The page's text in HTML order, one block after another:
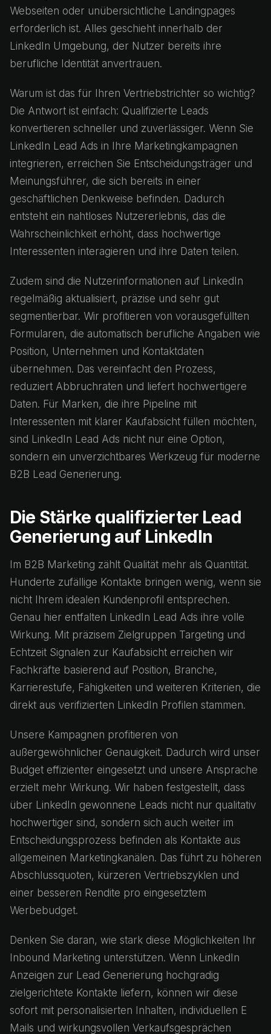
Webseiten oder unübersichtliche Landingpages
erforderlich ist. Alles geschieht innerhalb der
LinkedIn Umgebung, der Nutzer bereits ihre
berufliche Identität anvertrauen.
Warum ist das für Ihren Vertriebstrichter so wichtig?
Die Antwort ist einfach: Qualifizierte Leads
konvertieren schneller und zuverlässiger. Wenn Sie
LinkedIn Lead Ads in Ihre Marketingkampagnen
integrieren, erreichen Sie Entscheidungsträger und
Meinungsführer, die sich bereits in einer
geschäftlichen Denkweise befinden. Dadurch
entsteht ein nahtloses Nutzererlebnis, das die
Wahrscheinlichkeit erhöht, dass hochwertige
Interessenten interagieren und ihre Daten teilen.
Zudem sind die Nutzerinformationen auf LinkedIn
regelmäßig aktualisiert, präzise und sehr gut
segmentierbar. Wir profitieren von vorausgefüllten
Formularen, die automatisch berufliche Angaben wie
Position, Unternehmen und Kontaktdaten
übernehmen. Das vereinfacht den Prozess,
reduziert Abbruchraten und liefert hochwertigere
Daten. Für Marken, die ihre Pipeline mit
Interessenten mit klarer Kaufabsicht füllen möchten,
sind LinkedIn Lead Ads nicht nur eine Option,
sondern ein unverzichtbares Werkzeug für moderne
B2B Lead Generierung.
Die Stärke qualifizierter Lead
Generierung auf LinkedIn
Im B2B Marketing zählt Qualität mehr als Quantität.
Hunderte zufällige Kontakte bringen wenig, wenn sie
nicht Ihrem idealen Kundenprofil entsprechen.
Genau hier entfalten LinkedIn Lead Ads ihre volle
Wirkung. Mit präzisem Zielgruppen Targeting und
Echtzeit Signalen zur Kaufabsicht erreichen wir
Fachkräfte basierend auf Position, Branche,
Karrierestufe, Fähigkeiten und weiteren Kriterien, die
direkt aus verifizierten LinkedIn Profilen stammen.
Unsere Kampagnen profitieren von
außergewöhnlicher Genauigkeit. Dadurch wird unser
Budget effizienter eingesetzt und unsere Ansprache
erzielt mehr Wirkung. Wir haben festgestellt, dass
über LinkedIn gewonnene Leads nicht nur qualitativ
hochwertiger sind, sondern sich auch weiter im
Entscheidungsprozess befinden als Kontakte aus
allgemeinen Marketingkanälen. Das führt zu höheren
Abschlussquoten, kürzeren Vertriebszyklen und
einer besseren Rendite pro eingesetztem
Werbebudget.
Denken Sie daran, wie stark diese Möglichkeiten Ihr
Inbound Marketing unterstützen. Wenn LinkedIn
Anzeigen zur Lead Generierung hochgradig
zielgerichtete Kontakte liefern, können wir diese
sofort mit personalisierten Inhalten, individuellen E
Mails und wirkungsvollen Verkaufsgesprächen